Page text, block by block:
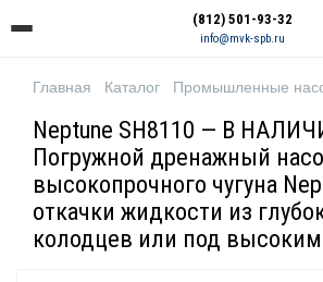
(812) 501-93-32
info@mvk-spb.ru
Главная Каталог Промышленные
Neptune SH8110 — В
Погружной дренажный
высокопрочного чугуна
откачки жидкости из
колодцев или под